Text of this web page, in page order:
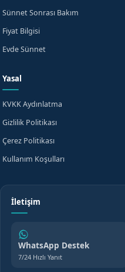
Sünnet Sonrası Bakım
Fiyat Bilgisi
Evde Sünnet
Yasal
KVKK Aydınlatma
Gizlilik Politikası
Çerez Politikası
Kullanım Koşulları
İletişim
WhatsApp Destek
7/24 Hızlı Yanıt